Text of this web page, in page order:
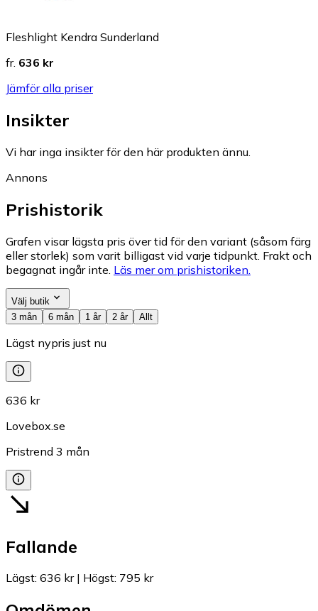
Fleshlight Kendra Sunderland
fr. 636 kr
Jämför alla priser
Insikter
Vi har inga insikter för den här produkten ännu.
Annons
Prishistorik
Grafen visar lägsta pris över tid för den variant (såsom färg
eller storlek) som varit billigast vid varje tidpunkt. Frakt och
begagnat ingår inte. Läs mer om prishistoriken.
Välj butik
3 mån
6 mån 1 år 2 år Allt
Lägst nypris just nu
636 kr
Lovebox.se
Pristrend 3 mån
Fallande
Lägst: 636 kr| Högst: 795 kr